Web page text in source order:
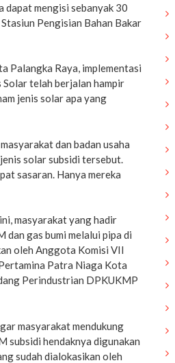
mengisi sebanyak 30
Pengisian Bahan Bakar
Palangka Raya, implementasi
telah berjalan hampir
jenis solar apa yang
dan badan usaha
solar subsidi tersebut.
sasaran. Hanya mereka
masyarakat yang hadir
gas bumi melalui pipa di
oleh Anggota Komisi VII
Patra Niaga Kota
Perindustrian DPKUKMP
masyarakat mendukung
subsidi hendaknya digunakan
sudah dialokasikan oleh